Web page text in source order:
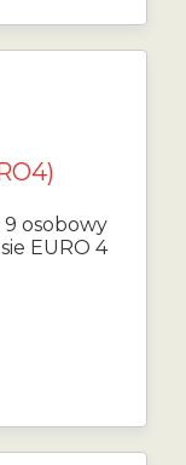
osobowy
EURO 4